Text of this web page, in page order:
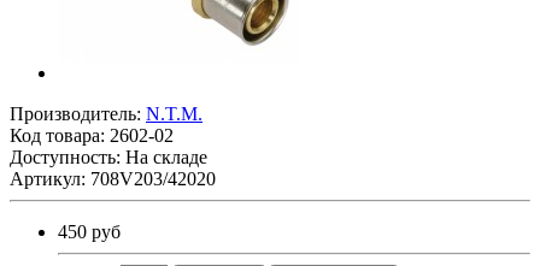
Производитель: N.T.M.
Код товара: 2602-02
Доступность: На складе
Артикул: 708V203/42020
450 руб